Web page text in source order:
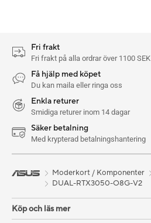
Fri frakt
Fri frakt på alla ordrar över 1100 SEK
Få hjälp med köpet
Du kan maila eller ringa oss
Enkla returer
Smidiga returer inom 14 dagar
Säker betalning
Med krypterad betalningshantering
Moderkort / Komponenter
DUAL-RTX3050-O8G-V2
Köp och läs mer